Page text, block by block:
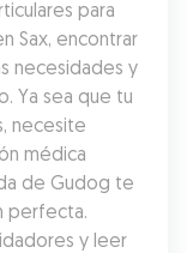
para
Sax, encontrar
necesidades y
Ya sea que tu
necesite
médica
de Gudog te
perfecta.
y leer